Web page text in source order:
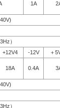
1A
）
+12V4 -12V
＋
18A 0.4A
）